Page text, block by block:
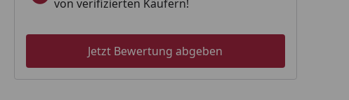
von verifizierten Käufern!
Jetzt Bewertung abgeben